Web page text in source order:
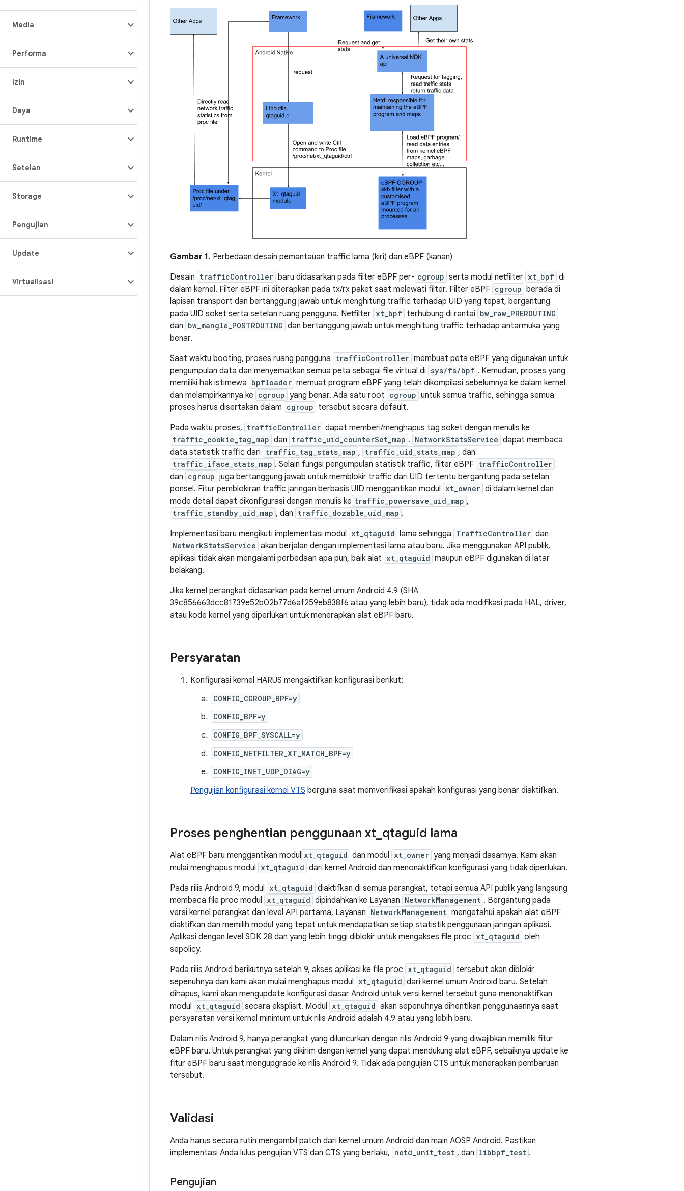
Media
Performa
Izin
Daya
Runtime
Setelan
Storage
Pengujian
Update
Virtualisasi
Gambar 1. Perbedaan desain pemantauan traffic lama (kiri) dan eBPF (kanan)
Desain trafficController baru didasarkan pada filter eBPF per- cgroup serta modul netfilter xt_bpf di
dalam kernel. Filter eBPF ini diterapkan pada tx/rx paket saat melewati filter. Filter eBPF cgroup berada di
lapisan transport dan bertanggung jawab untuk menghitung traffic terhadap UID yang tepat, bergantung
pada UID soket serta setelan ruang pengguna. Netfilter xt_bpf terhubung di rantai bw_raw_PREROUTING
dan bw_mangle_POSTROUTING dan bertanggung jawab untuk menghitung traffic terhadap antarmuka yang
benar.
Saat waktu booting, proses ruang pengguna trafficController membuat peta eBPF yang digunakan untuk
pengumpulan data dan menyematkan semua peta sebagai file virtual di sys/fs/bpf . Kemudian, proses yang
memiliki hak istimewa bpfloader memuat program eBPF yang telah dikompilasi sebelumnya ke dalam kernel
dan melampirkannya ke cgroup yang benar. Ada satu root cgroup untuk semua traffic, sehingga semua
proses harus disertakan dalam cgroup tersebut secara default.
Pada waktu proses, trafficController dapat memberi/menghapus tag soket dengan menulis ke
traffic_cookie_tag_map dan traffic_uid_counterSet_map . NetworkStatsService dapat membaca
data statistik traffic dari traffic_tag_stats_map , traffic_uid_stats_map , dan
traffic_iface_stats_map . Selain fungsi pengumpulan statistik traffic, filter eBPF trafficController
dan cgroup juga bertanggung jawab untuk memblokir traffic dari UID tertentu bergantung pada setelan
ponsel. Fitur pemblokiran traffic jaringan berbasis UID menggantikan modul xt_owner di dalam kernel dan
mode detail dapat dikonfigurasi dengan menulis ke traffic_powersave_uid_map ,
traffic_standby_uid_map , dan traffic_dozable_uid_map .
Implementasi baru mengikuti implementasi modul xt_qtaguid lama sehingga TrafficController dan
NetworkStatsService akan berjalan dengan implementasi lama atau baru. Jika menggunakan API publik,
aplikasi tidak akan mengalami perbedaan apa pun, baik alat xt_qtaguid maupun eBPF digunakan di latar
belakang.
Jika kernel perangkat didasarkan pada kernel umum Android 4.9 (SHA
39c856663dcc81739e52b02b77d6af259eb838f6 atau yang lebih baru), tidak ada modifikasi pada HAL, driver,
atau kode kernel yang diperlukan untuk menerapkan alat eBPF baru.
Persyaratan
Konfigurasi kernel HARUS mengaktifkan konfigurasi berikut:
CONFIG_CGROUP_BPF=y
CONFIG_BPF=y
CONFIG_BPF_SYSCALL=y
CONFIG_NETFILTER_XT_MATCH_BPF=y
CONFIG_INET_UDP_DIAG=y
Pengujian konfigurasi kernel VTS berguna saat memverifikasi apakah konfigurasi yang benar diaktifkan.
Proses penghentian penggunaan xt qtaguid lama
Alat eBPF baru menggantikan modul xt_qtaguid dan modul xt_owner yang menjadi dasarnya. Kami akan
mulai menghapus modul xt_qtaguid dari kernel Android dan menonaktifkan konfigurasi yang tidak diperlukan.
Pada rilis Android 9, modul xt_qtaguid diaktifkan di semua perangkat, tetapi semua API publik yang langsung
membaca file proc modul xt_qtaguid dipindahkan ke Layanan NetworkManagement . Bergantung pada
versi kernel perangkat dan level API pertama, Layanan NetworkManagement mengetahui apakah alat eBPF
diaktifkan dan memilih modul yang tepat untuk mendapatkan setiap statistik penggunaan jaringan aplikasi.
Aplikasi dengan level SDK 28 dan yang lebih tinggi diblokir untuk mengakses file proc xt_qtaguid oleh
sepolicy.
Pada rilis Android berikutnya setelah 9, akses aplikasi ke file proc xt_qtaguid tersebut akan diblokir
sepenuhnya dan kami akan mulai menghapus modul xt_qtaguid dari kernel umum Android baru. Setelah
dihapus, kami akan mengupdate konfigurasi dasar Android untuk versi kernel tersebut guna menonaktifkan
modul xt_qtaguid secara eksplisit. Modul xt_qtaguid akan sepenuhnya dihentikan penggunaannya saat
persyaratan versi kernel minimum untuk rilis Android adalah 4.9 atau yang lebih baru.
Dalam rilis Android 9, hanya perangkat yang diluncurkan dengan rilis Android 9 yang diwajibkan memiliki fitur
eBPF baru. Untuk perangkat yang dikirim dengan kernel yang dapat mendukung alat eBPF, sebaiknya update ke
fitur eBPF baru saat mengupgrade ke rilis Android 9. Tidak ada pengujian CTS untuk menerapkan pembaruan
tersebut.
Validasi
Anda harus secara rutin mengambil patch dari kernel umum Android dan main AOSP Android. Pastikan
implementasi Anda lulus pengujian VTS dan CTS yang berlaku, netd_unit_test , dan libbpf_test .
Pengujian